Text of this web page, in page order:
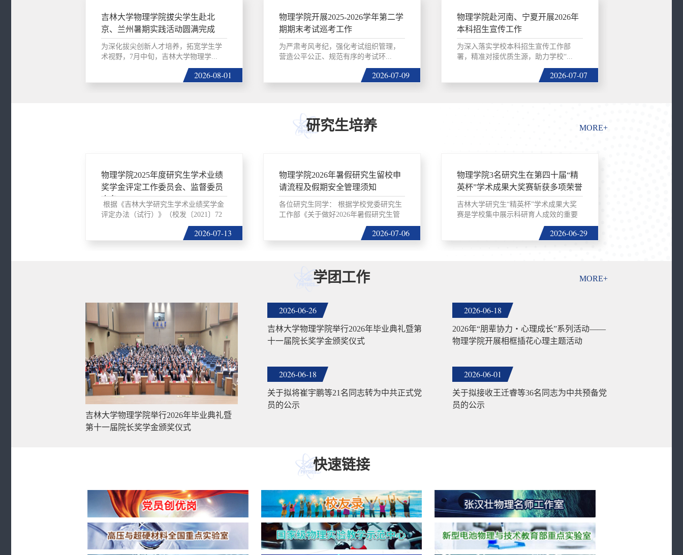
吉林大学物理学院拔尖学生赴北
京、兰州暑期实践活动圆满完成
为深化拔尖创新人才培养，拓宽学生学
术视野，7月中旬，吉林大学物理学...
2026-08-01
物理学院开展2025-2026学年第二学
期期末考试巡考工作
为严肃考风考纪，强化考试组织管理，
营造公平公正、规范有序的考试环...
2026-07-09
物理学院赴河南、宁夏开展2026年
本科招生宣传工作
为深入落实学校本科招生宣传工作部
署，精准对接优质生源，助力学校“...
2026-07-07
研究生培养 MORE+
物理学院2025年度研究生学术业绩
奖学金评定工作委员会、监督委员
会名...
根据《吉林大学研究生学术业绩奖学金
评定办法（试行）》（校发〔2021〕72
2026-07-13
物理学院2026年暑假研究生留校申
请流程及假期安全管理须知
各位研究生同学： 根据学校党委研究生
工作部《关于做好2026年暑假研究生管
2026-07-06
物理学院3名研究生在第四十届“精
英杯”学术成果大奖赛斩获多项荣誉
吉林大学研究生“精英杯”学术成果大奖
赛是学校集中展示科研育人成效的重要
2026-06-29
学团工作 MORE+
吉林大学物理学院举行2026年毕业典礼暨
第十一届院长奖学金颁奖仪式
2026-06-26
吉林大学物理学院举行2026年毕业典礼暨第
十一届院长奖学金颁奖仪式
2026-06-18
2026年“朋辈协力・心理成长”系列活动——
物理学院开展相框插花心理主题活动
2026-06-18
关于拟将崔宇鹏等21名同志转为中共正式党
员的公示
2026-06-01
关于拟接收王迁睿等36名同志为中共预备党
员的公示
快速链接